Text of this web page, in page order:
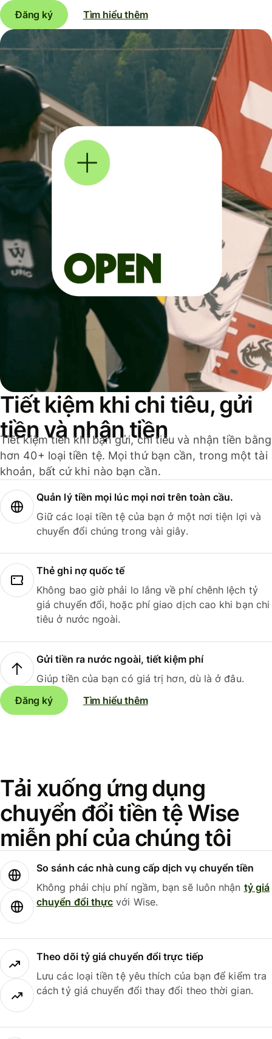
Đăng ký Tìm hiểu thêm
Tiết kiệm khi chi tiêu, gửi
tiền và nhận tiền
Tiết kiệm tiền khi bạn gửi, chi tiêu và nhận tiền bằng
hơn 40+ loại tiền tệ. Mọi thứ bạn cần, trong một tài
khoản, bất cứ khi nào bạn cần.
Quản lý tiền mọi lúc mọi nơi trên toàn cầu.
Giữ các loại tiền tệ của bạn ở một nơi tiện lợi và
chuyển đổi chúng trong vài giây.
Thẻ ghi nợ quốc tế
Không bao giờ phải lo lắng về phí chênh lệch tỷ
giá chuyển đổi, hoặc phí giao dịch cao khi bạn chi
tiêu ở nước ngoài.
Gửi tiền ra nước ngoài, tiết kiệm phí
Giúp tiền của bạn có giá trị hơn, dù là ở đâu.
Đăng ký
Tìm hiểu thêm
Tải xuống ứng dụng
chuyển đổi tiền tệ Wise
miễn phí của chúng tôi
So sánh các nhà cung cấp dịch vụ chuyển tiền
Không phải chịu phí ngầm, bạn sẽ luôn nhận tỷ giá
chuyển đổi thực với Wise.
Theo dõi tỷ giá chuyển đổi trực tiếp
Lưu các loại tiền tệ yêu thích của bạn để kiểm tra
cách tỷ giá chuyển đổi thay đổi theo thời gian.